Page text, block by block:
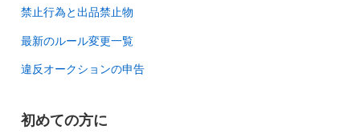
禁止行為と出品禁止物
最新のルール変更一覧
違反オークションの申告
初めての方に